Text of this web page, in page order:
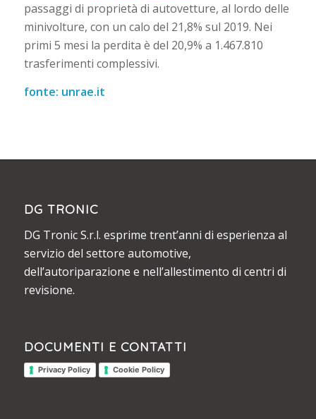
passaggi di proprietà di autovetture, al lordo delle
minivolture, con un calo del 21,8% sul 2019. Nei
primi 5 mesi la perdita è del 20,9% a 1.467.810
trasferimenti complessivi.
fonte: unrae.it
DG TRONIC
DG Tronic S.r.l. esprime trent’anni di esperienza al
servizio del settore automotive,
dell’autoriparazione e nell’allestimento di centri di
revisione.
DOCUMENTI E CONTATTI
Privacy Policy Cookie Policy